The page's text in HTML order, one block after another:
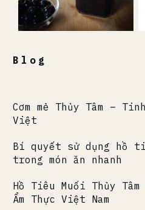
Blog
Cơm mẻ Thủy Tâm –
Việt
Bí quyết sử dụng hồ
trong món ăn nhanh
Hồ Tiêu Muối Thủy
Ẩm Thực Việt Nam